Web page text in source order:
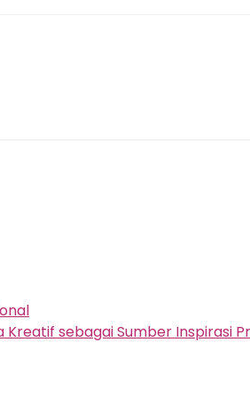
Kreatif sebagai Sumber Inspirasi